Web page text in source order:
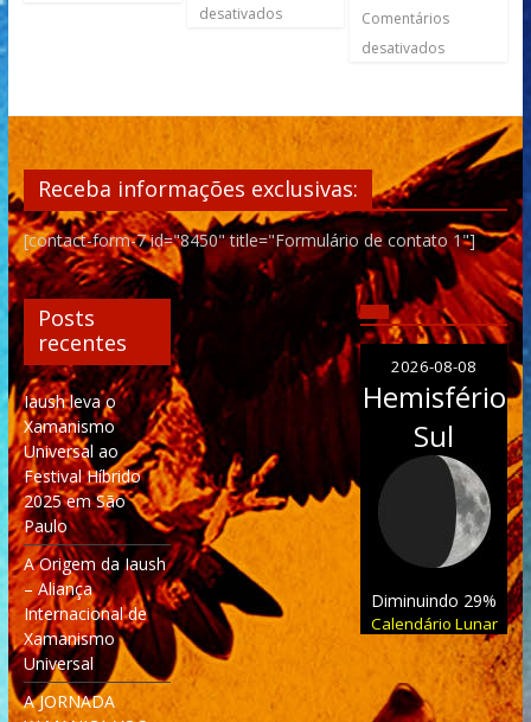
desativados
Comentários
desativados
Receba informações exclusivas:
[contact-form-7 id="8450" title="Formulário de contato 1"]
Posts
recentes
Iaush leva o
Xamanismo
Universal ao
Festival Híbrido
2025 em São
Paulo
A Origem da Iaush
– Aliança
Internacional de
Xamanismo
Universal
A JORNADA
2026-08-08
Hemisfério
Sul
Diminuindo 29%
Calendário Lunar